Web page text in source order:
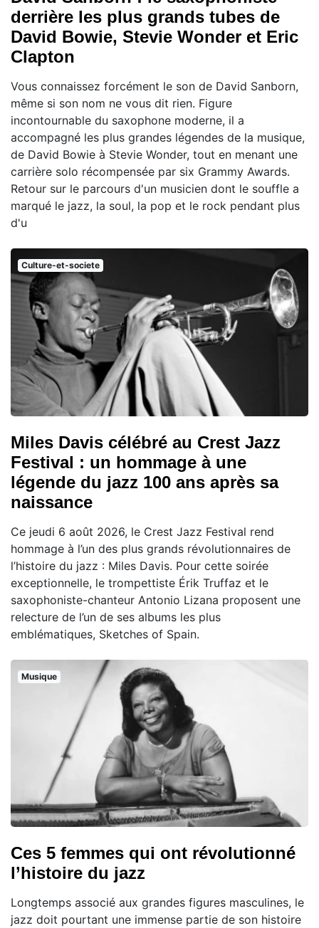
derrière les plus grands tubes de
David Bowie, Stevie Wonder et Eric
Clapton
Vous connaissez forcément le son de David Sanborn,
même si son nom ne vous dit rien. Figure
incontournable du saxophone moderne, il a
accompagné les plus grandes légendes de la musique,
de David Bowie à Stevie Wonder, tout en menant une
carrière solo récompensée par six Grammy Awards.
Retour sur le parcours d'un musicien dont le souffle a
marqué le jazz, la soul, la pop et le rock pendant plus
d'u
Culture-et-societe
Miles Davis célébré au Crest Jazz
Festival : un hommage à une
légende du jazz 100 ans après sa
naissance
Ce jeudi 6 août 2026, le Crest Jazz Festival rend
hommage à l’un des plus grands révolutionnaires de
l’histoire du jazz : Miles Davis. Pour cette soirée
exceptionnelle, le trompettiste Érik Truffaz et le
saxophoniste-chanteur Antonio Lizana proposent une
relecture de l’un de ses albums les plus
emblématiques, Sketches of Spain.
Musique
Ces 5 femmes qui ont révolutionné
l’histoire du jazz
Longtemps associé aux grandes figures masculines, le
jazz doit pourtant une immense partie de son histoire